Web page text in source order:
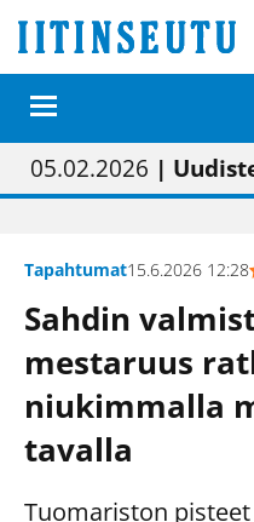
01.02.2026 | Painon vaihtumisen
05.02.2026 |
23.04.2026 | “Olemme
09.05.2026| "Maalla on
Tapahtumat15.6.2026 12:28
Sahdin
mestaruus
niukimmalla
tavalla
Tuomariston